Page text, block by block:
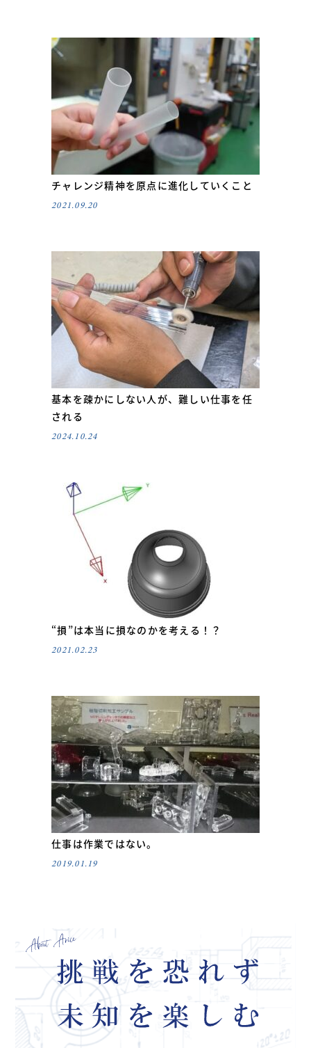
チャレンジ精神を原点に進化していくこと
2021.09.20
基本を疎かにしない人が、難しい仕事を任
される
2024.10.24
“損”は本当に損なのかを考える！？
2021.02.23
仕事は作業ではない。
2019.01.19